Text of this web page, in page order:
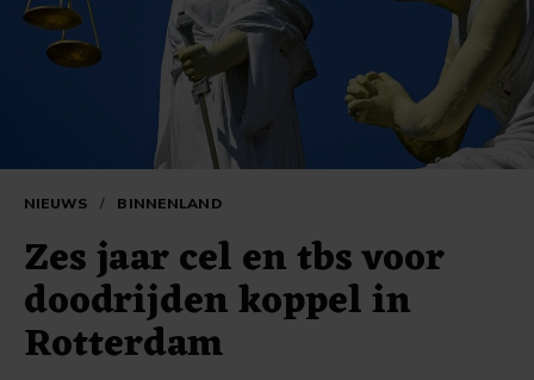
NIEUWS / BINNENLAND
Zes jaar cel en tbs voor
doodrijden koppel in
Rotterdam